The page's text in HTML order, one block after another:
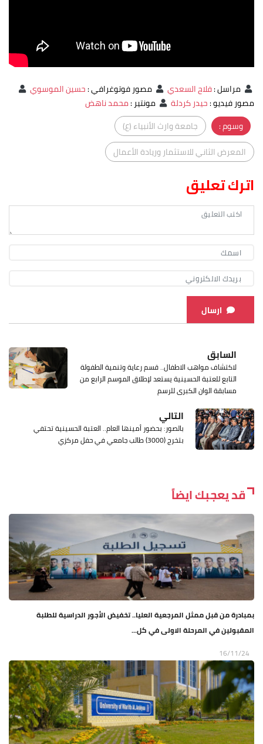
مراسل:فلاح السعدي مصور فوتوغرافي:حسين الموسوي
مصور فيديو:حيدر كردلة مونتير:محمد ناهض
وسوم :
جامعة وارث الأنبياء (ع)
المعرض الثاني للاستثمار وريادة الأعمال
اترك تعليق
ارسال
السابق
لاكتشاف مواهب الاطفال.. قسم رعاية وتنمية الطفولة
التابع للعتبة الحسينية يستعد لإطلاق الموسم الرابع من
مسابقة الوان الكبرى للرسم
التالي
بالصور: بحضور أمينها العام.. العتبة الحسينية تحتفي
بتخرج (3000) طالب جامعي في حفل مركزي
قد يعجبك ايضاً
بمبادرة من قبل ممثل المرجعية العليا.. تخفيض الأجور الدراسية للطلبة
المقبولين في المرحلة الاولى في كل...
16/11/24